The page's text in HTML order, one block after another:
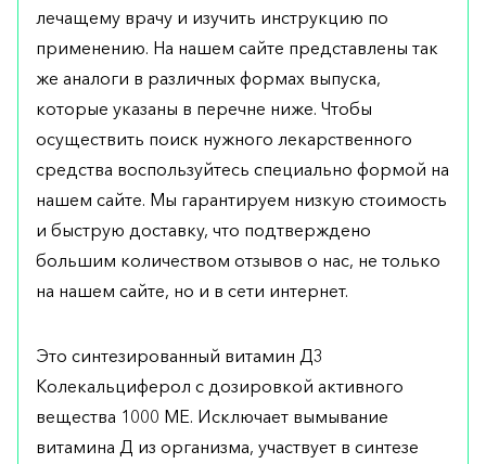
лечащему врачу и изучить инструкцию по
применению. На нашем сайте представлены так
же аналоги в различных формах выпуска,
которые указаны в перечне ниже. Чтобы
осуществить поиск нужного лекарственного
средства воспользуйтесь специально формой на
нашем сайте. Мы гарантируем низкую стоимость
и быструю доставку, что подтверждено
большим количеством отзывов о нас, не только
на нашем сайте, но и в сети интернет.
Это синтезированный витамин Д3
Колекальциферол с дозировкой активного
вещества 1000 МЕ. Исключает вымывание
витамина Д из организма, участвует в синтезе